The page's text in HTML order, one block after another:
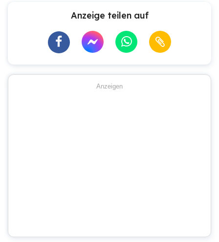
Anzeige teilen auf
Anzeigen